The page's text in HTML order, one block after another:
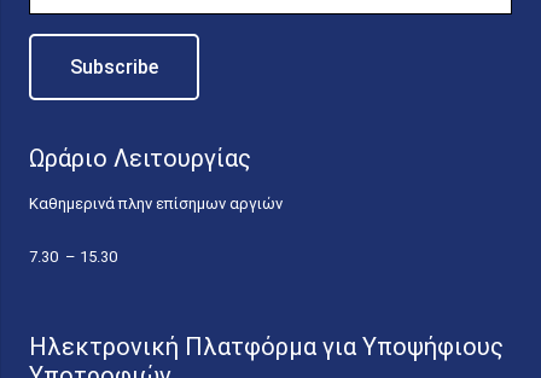
Ωράριο Λειτουργίας
Καθημερινά πλην επίσημων αργιών
7.30 – 15.30
Ηλεκτρονική Πλατφόρμα για Υποψήφιους